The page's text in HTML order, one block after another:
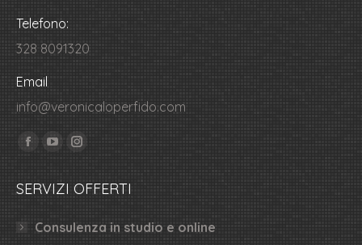
Telefono:
328 8091320
Email
info@veronicaloperfido.com
Ci puoi trovare su:
Facebook
opens
new
YouTube
opens
new
Instagram
opens
new
SERVIZI OFFERTI
Consulenza in studio e online